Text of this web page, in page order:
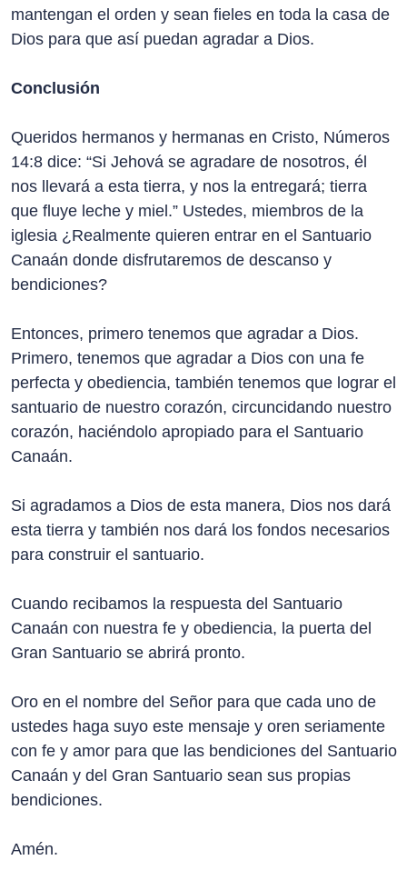
mantengan el orden y sean fieles en toda la casa de
Dios para que así puedan agradar a Dios.
Conclusión
Queridos hermanos y hermanas en Cristo, Números
14:8 dice: “Si Jehová se agradare de nosotros, él
nos llevará a esta tierra, y nos la entregará; tierra
que fluye leche y miel.” Ustedes, miembros de la
iglesia ¿Realmente quieren entrar en el Santuario
Canaán donde disfrutaremos de descanso y
bendiciones?
Entonces, primero tenemos que agradar a Dios.
Primero, tenemos que agradar a Dios con una fe
perfecta y obediencia, también tenemos que lograr el
santuario de nuestro corazón, circuncidando nuestro
corazón, haciéndolo apropiado para el Santuario
Canaán.
Si agradamos a Dios de esta manera, Dios nos dará
esta tierra y también nos dará los fondos necesarios
para construir el santuario.
Cuando recibamos la respuesta del Santuario
Canaán con nuestra fe y obediencia, la puerta del
Gran Santuario se abrirá pronto.
Oro en el nombre del Señor para que cada uno de
ustedes haga suyo este mensaje y oren seriamente
con fe y amor para que las bendiciones del Santuario
Canaán y del Gran Santuario sean sus propias
bendiciones.
Amén.